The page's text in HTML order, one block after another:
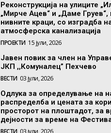
Реконструкција на улиците
„Мирче Ацев“ и „Даме Груев“,
нивните краци, со изградба
атмосферска канализација
ПРОЕКТИ 15 јули, 2026
Јавен повик за член на
ЈКП ,,Комуналец” Пехчево
ВЕСТИ 03 јули, 2026
Одлука за определување на
распределба и цената за
просторот на плоштадот, за
дејности за време на
ВЕСТИ 03 јули, 2026